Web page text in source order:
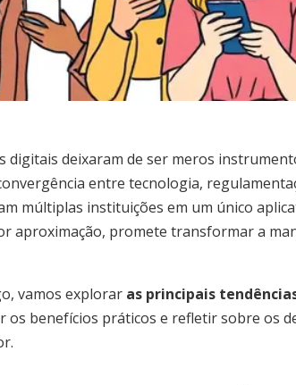
digitais deixaram de ser meros
entre tecnologia,
múltiplas instituições em um único
aproximação, promete transformar a
vamos explorar as principais
os benefícios práticos e refletir sobre os